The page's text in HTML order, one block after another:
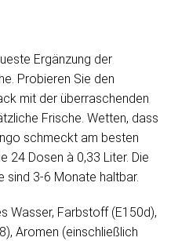
Ergänzung der
Probieren Sie den
mit der überraschenden
Frische. Wetten, dass
schmeckt am besten
24 Dosen à 0,33 Liter. Die
sind 3-6 Monate haltbar.
Wasser, Farbstoff (E150d),
Aromen (einschließlich